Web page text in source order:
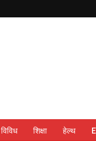
विविध शिक्षा हेल्थ